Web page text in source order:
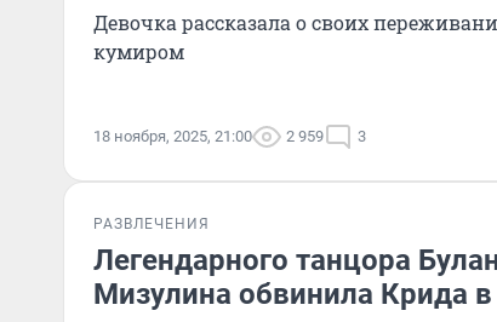
Девочка рассказала о своих
кумиром
18 ноября, 2025, 21:00 2 959 3
РАЗВЛЕЧЕНИЯ
Легендарного танцора
Мизулина обвинила Крида